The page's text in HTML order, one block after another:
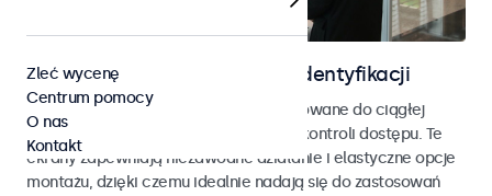
Ekrany do kontroli dostępu i identyfikacji
Monitory i ekrany dotykowe zaprojektowane do ciągłej
pracy i płynnej integracji z systemami kontroli dostępu. Te
ekrany zapewniają niezawodne działanie i elastyczne opcje
montażu, dzięki czemu idealnie nadają się do zastosowań
Zleć wycenę
Centrum pomocy
O nas
Kontakt